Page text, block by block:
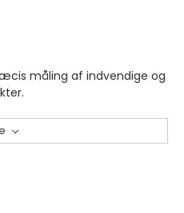
måling af indvendige og